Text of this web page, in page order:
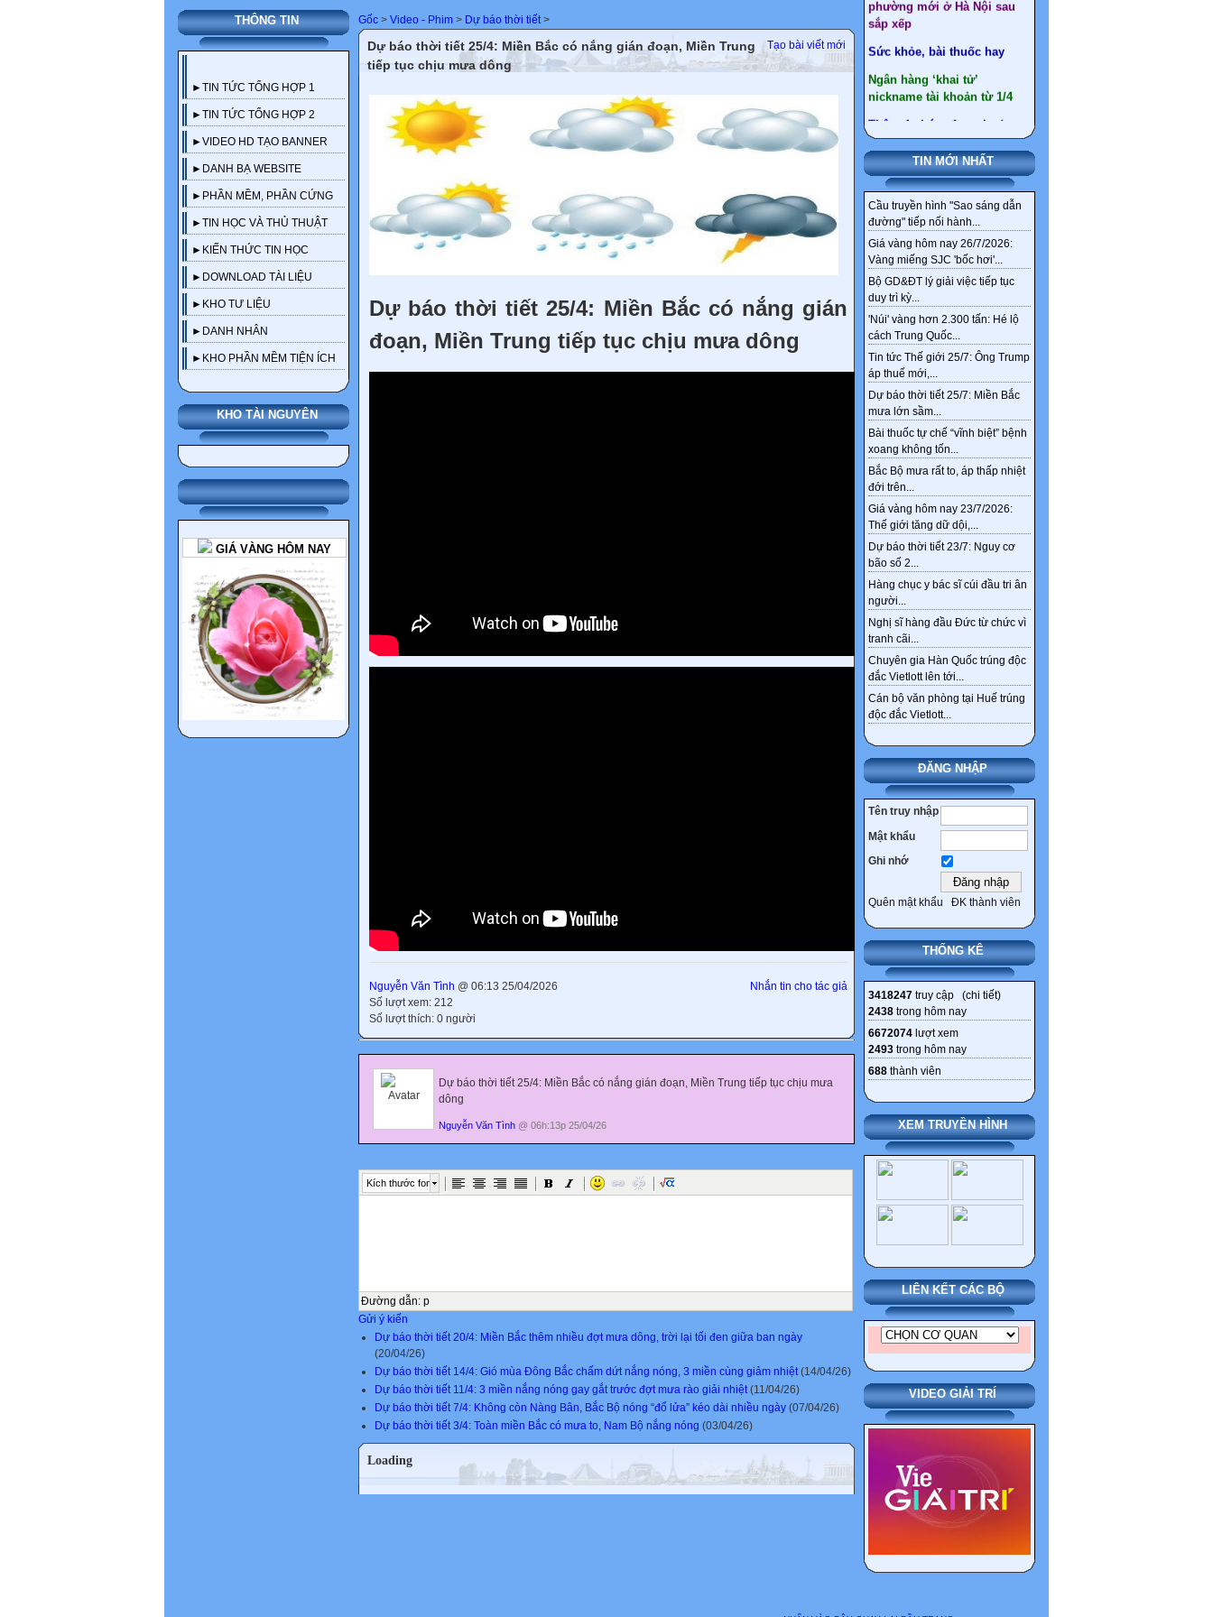
THÔNG TIN
►TIN TỨC TỔNG HỢP 1
►TIN TỨC TỔNG HỢP 2
►VIDEO HD TẠO BANNER
►DANH BẠ WEBSITE
►PHẦN MỀM, PHẦN CỨNG
►TIN HỌC VÀ THỦ THUẬT
►KIẾN THỨC TIN HỌC
►DOWNLOAD TÀI LIỆU
►KHO TƯ LIỆU
►DANH NHÂN
►KHO PHẦN MỀM TIỆN ÍCH
KHO TÀI NGUYÊN
GIÁ VÀNG HÔM NAY
Sức khỏe, bài thuốc hay
Ngân hàng ‘khai tử’
nickname tài khoản từ 1/4
Thêm 4 nhóm được hưởng
tuổi theo Nghị định 178
TIN MỚI NHẤT
Cầu truyền hình "Sao sáng dẫn
đường" tiếp nối hành...
Giá vàng hôm nay 26/7/2026:
Vàng miếng SJC 'bốc hơi'...
Bộ GD&ĐT lý giải việc tiếp tục
duy trì kỳ...
'Núi' vàng hơn 2.300 tấn: Hé lộ
cách Trung Quốc...
Tin tức Thế giới 25/7: Ông Trump
áp thuế mới,...
Dự báo thời tiết 25/7: Miền Bắc
mưa lớn sầm...
Bài thuốc tự chế “vĩnh biệt” bệnh
xoang không tốn...
Bắc Bộ mưa rất to, áp thấp nhiệt
đới trên...
Giá vàng hôm nay 23/7/2026:
Thế giới tăng dữ dội,...
Dự báo thời tiết 23/7: Nguy cơ
bão số 2...
Hàng chục y bác sĩ cúi đầu tri ân
người...
Nghị sĩ hàng đầu Đức từ chức vì
tranh cãi...
Chuyên gia Hàn Quốc trúng độc
đắc Vietlott lên tới...
Cán bộ văn phòng tại Huế trúng
độc đắc Vietlott...
ĐĂNG NHẬP
Tên truy nhập
Mật khẩu
Ghi nhớ
Quên mật khẩu ĐK thành viên
THỐNG KÊ
3418247 truy cập (chi tiết)
2438 trong hôm nay
6672074 lượt xem
2493 trong hôm nay
688 thành viên
XEM TRUYỀN HÌNH
LIÊN KẾT CÁC BỘ
VIDEO GIẢI TRÍ
Gốc > Video - Phim > Dự báo thời tiết >
Tạo bài viết mới
Dự báo thời tiết 25/4: Miền Bắc có nắng gián đoạn, Miền Trung
tiếp tục chịu mưa dông
Dự báo thời tiết 25/4: Miền Bắc có nắng gián
đoạn, Miền Trung tiếp tục chịu mưa dông
Nhắn tin cho tác giả
Nguyễn Văn Tình @ 06:13 25/04/2026
Số lượt xem: 212
Số lượt thích: 0 người
Dự báo thời tiết 25/4: Miền Bắc có nắng gián đoạn, Miền Trung tiếp tục chịu mưa
dông
Nguyễn Văn Tình @ 06h:13p 25/04/26
Kích thước font
Đường dẫn: p
Gửi ý kiến
Dự báo thời tiết 20/4: Miền Bắc thêm nhiều đợt mưa dông, trời lại tối đen giữa ban ngày
(20/04/26)
Dự báo thời tiết 14/4: Gió mùa Đông Bắc chấm dứt nắng nóng, 3 miền cùng giảm nhiệt(14/04/26)
Dự báo thời tiết 11/4: 3 miền nắng nóng gay gắt trước đợt mưa rào giải nhiệt(11/04/26)
Dự báo thời tiết 7/4: Không còn Nàng Bân, Bắc Bộ nóng “đổ lửa” kéo dài nhiều ngày (07/04/26)
Dự báo thời tiết 3/4: Toàn miền Bắc có mưa to, Nam Bộ nắng nóng (03/04/26)
Loading